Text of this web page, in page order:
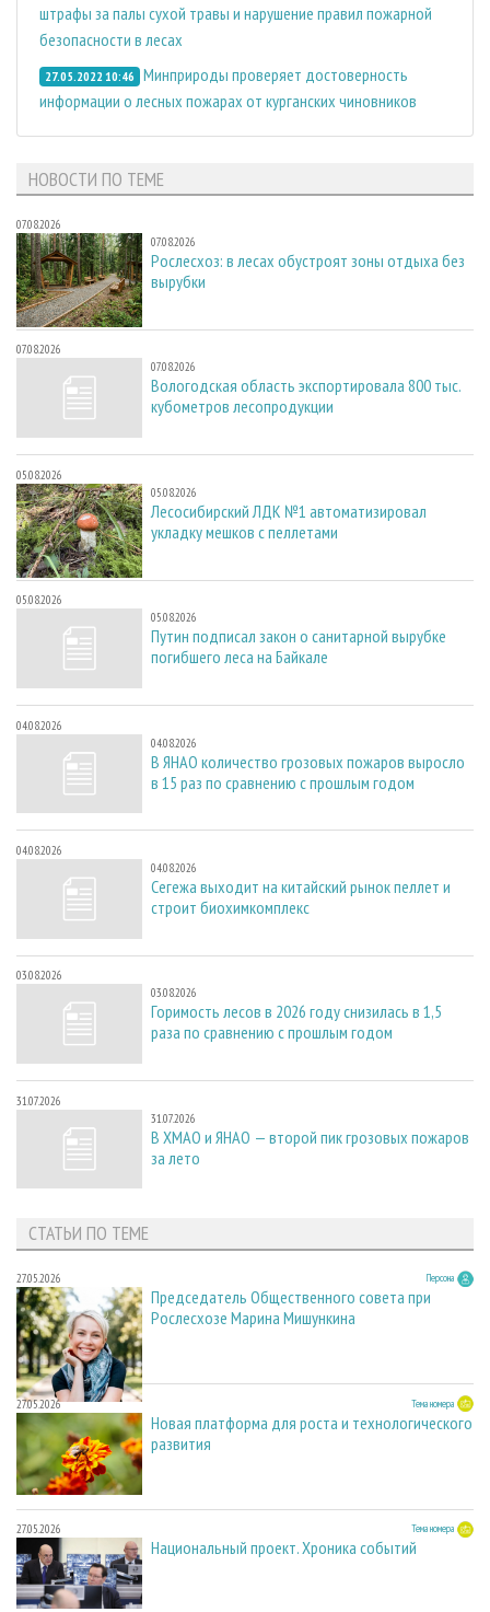
штрафы за палы сухой травы и нарушение правил пожарной
безопасности в лесах
27.05.2022 10:46 Минприроды проверяет достоверность
информации о лесных пожарах от курганских чиновников
НОВОСТИ ПО ТЕМЕ
07.08.2026
07.08.2026
Рослесхоз: в лесах обустроят зоны отдыха без
вырубки
07.08.2026
07.08.2026
Вологодская область экспортировала 800 тыс.
кубометров лесопродукции
05.08.2026
05.08.2026
Лесосибирский ЛДК №1 автоматизировал
укладку мешков с пеллетами
05.08.2026
05.08.2026
Путин подписал закон о санитарной вырубке
погибшего леса на Байкале
04.08.2026
04.08.2026
В ЯНАО количество грозовых пожаров выросло
в 15 раз по сравнению с прошлым годом
04.08.2026
04.08.2026
Сегежа выходит на китайский рынок пеллет и
строит биохимкомплекс
03.08.2026
03.08.2026
Горимость лесов в 2026 году снизилась в 1,5
раза по сравнению с прошлым годом
31.07.2026
31.07.2026
В ХМАО и ЯНАО — второй пик грозовых пожаров
за лето
СТАТЬИ ПО ТЕМЕ
27.05.2026 Персона
Председатель Общественного совета при
Рослесхозе Марина Мишункина
27.05.2026 Тема номера
Новая платформа для роста и технологического
развития
27.05.2026 Тема номера
Национальный проект. Хроника событий